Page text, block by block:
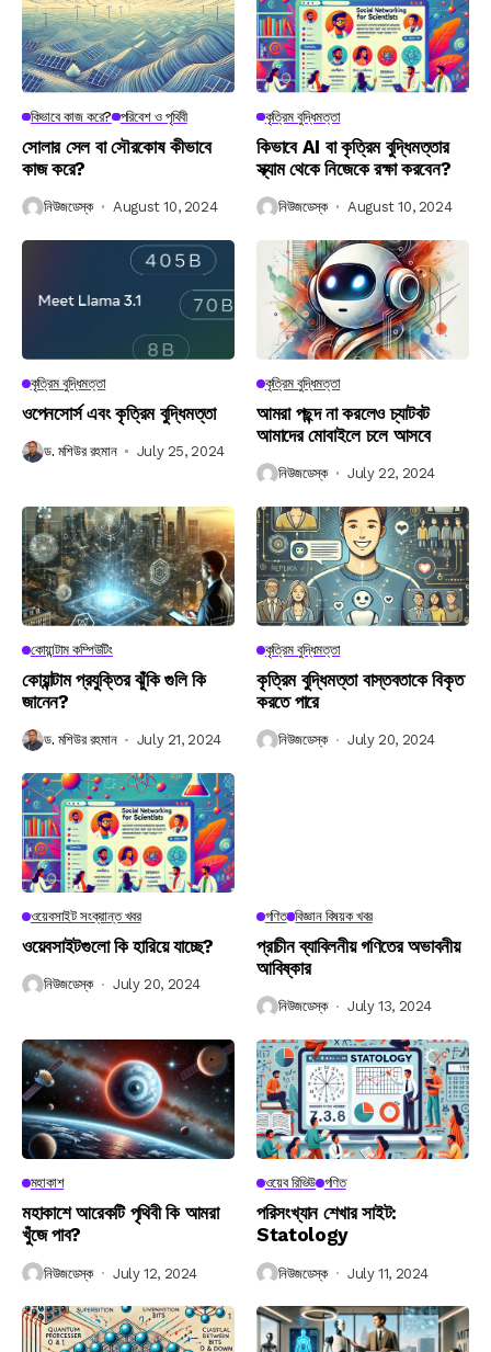
কিভাবে কাজ করে? পরিবেশ ও পৃথিবী
সোলার সেল বা সৌরকোষ কীভাবে
কাজ করে?
নিউজডেস্ক August 10, 2024
কৃত্রিম বুদ্ধিমত্তা
কিভাবে AI বা কৃত্রিম বুদ্ধিমত্তার
স্ক্যাম থেকে নিজেকে রক্ষা করবেন?
নিউজডেস্ক August 10, 2024
কৃত্রিম বুদ্ধিমত্তা
ওপেনসোর্স এবং কৃত্রিম বুদ্ধিমত্তা
ড. মশিউর রহমান July 25, 2024
কৃত্রিম বুদ্ধিমত্তা
আমরা পছন্দ না করলেও চ্যাটবট
আমাদের মোবাইলে চলে আসবে
নিউজডেস্ক July 22, 2024
কোয়ান্টাম কম্পিউটিং
কোয়ান্টাম প্রযুক্তির ঝুঁকি গুলি কি
জানেন?
ড. মশিউর রহমান July 21, 2024
কৃত্রিম বুদ্ধিমত্তা
কৃত্রিম বুদ্ধিমত্তা বাস্তবতাকে বিকৃত
করতে পারে
নিউজডেস্ক July 20, 2024
ওয়েবসাইট সংক্রান্ত খবর
ওয়েবসাইটগুলো কি হারিয়ে যাচ্ছে?
নিউজডেস্ক July 20, 2024
গণিত বিজ্ঞান বিষয়ক খবর
প্রাচীন ব্যাবিলনীয় গণিতের অভাবনীয়
আবিষ্কার
নিউজডেস্ক July 13, 2024
মহাকাশ
মহাকাশে আরেকটি পৃথিবী কি আমরা
খুঁজে পাব?
নিউজডেস্ক July 12, 2024
ওয়েব রিভিউ গণিত
পরিসংখ্যান শেখার সাইট:
Statology
নিউজডেস্ক July 11, 2024